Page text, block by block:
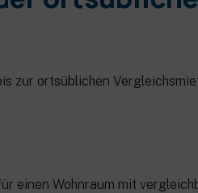
zur ortsüblichen
einen Wohnraum mit